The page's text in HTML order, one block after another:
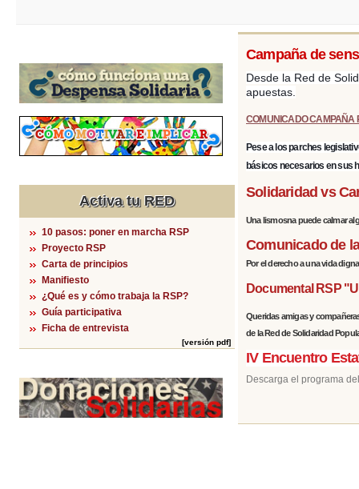
Campaña de
Desde la Red de
apuestas.
COMUNICADO CAMPAÑA
Pese a los parches
básicos necesarios en sus
Solidaridad vs
Una lismosna puede calmar
Comunicado de
Por el derecho a una vida
Documental RSP
Queridas amigas y
de la Red de Solidaridad
IV Encuentro
Descarga el programa
Activa tu RED
10 pasos: poner en marcha RSP
Proyecto RSP
Carta de principios
Manifiesto
¿Qué es y cómo trabaja la RSP?
Guía participativa
Ficha de entrevista
[versión pdf]